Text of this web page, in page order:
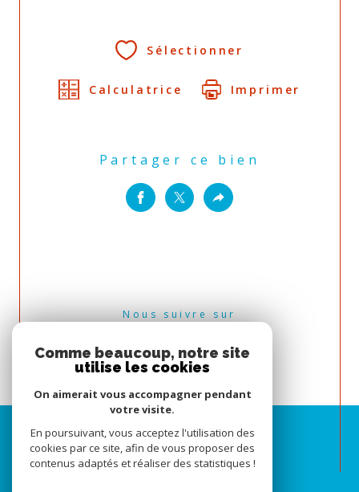
Sélectionner
Calculatrice Imprimer
Partager ce bien
Nous suivre sur
Comme beaucoup, notre site
utilise les cookies
On aimerait vous accompagner pendant
votre visite.
En poursuivant, vous acceptez l'utilisation des
cookies par ce site, afin de vous proposer des
contenus adaptés et réaliser des statistiques !